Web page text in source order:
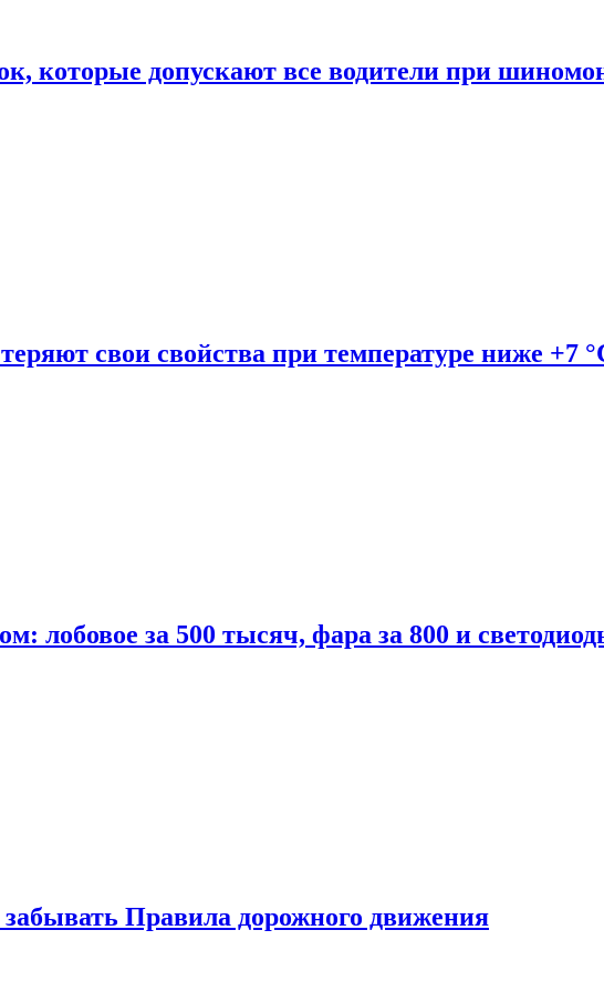
которые допускают все водители при
свои свойства при температуре ниже +7
лобовое за 500 тысяч, фара за 800 и
Правила дорожного движения